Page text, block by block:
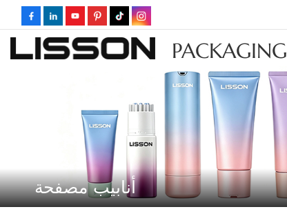
PACKAGING
أنابيب مصفحة